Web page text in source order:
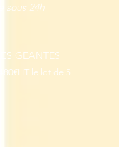
sous 24h
GEANTES
le lot de 5